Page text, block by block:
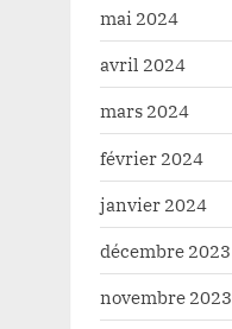
mai 2024
avril 2024
mars 2024
février 2024
janvier 2024
décembre 2023
novembre 2023